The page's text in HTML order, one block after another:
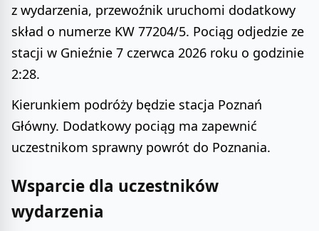
z wydarzenia, przewoźnik uruchomi dodatkowy
skład o numerze KW 77204/5. Pociąg odjedzie ze
stacji w Gnieźnie 7 czerwca 2026 roku o godzinie
2:28.
Kierunkiem podróży będzie stacja Poznań
Główny. Dodatkowy pociąg ma zapewnić
uczestnikom sprawny powrót do Poznania.
Wsparcie dla uczestników
wydarzenia